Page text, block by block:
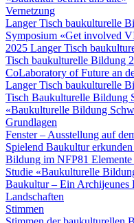
Vernetzung
Langer Tisch baukulturelle
Symposium «Get involved
2025 Langer Tisch
Tisch baukulturelle Bildung
CoLaboratory of Future an
Langer Tisch baukulturelle
Tisch Baukulturelle Bildung
«Baukulturelle Bildung
Grundlagen
Fenster – Ausstellung auf
Spielend Baukultur erkunden
Bildung im NFP81
Studie «Baukulturelle
Baukultur – Ein Archijeunes
Landschaften
Stimmen